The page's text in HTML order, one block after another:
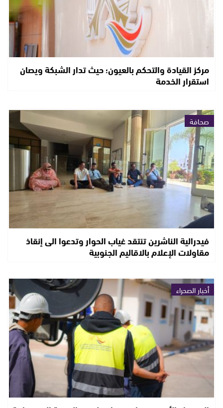
مركز القيادة والتحكم بالعيون؛ حيث تدار الشبكة ويصان
استقرار الخدمة
صحافة
فيدرالية الناشرين تنتقد غياب الحوار وتدعوا الى إنقاذ
مقاولات الإعلام بالاقاليم الجنوبية
أخبار الصحراء